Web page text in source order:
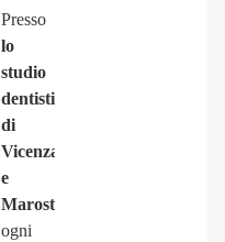
Presso
lo
studio
dentistico
di
Vicenza
e
Marostica
ogni